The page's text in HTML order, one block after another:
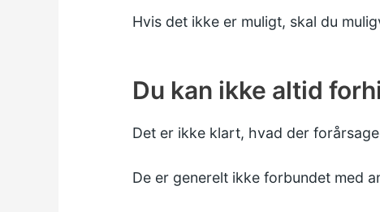
Hvis det ikke er muligt, skal du
Du kan ikke altid
Det er ikke klart, hvad der
De er generelt ikke forbundet med